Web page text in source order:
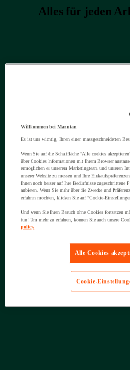
Alles für jeden
Willkommen bei Manutan
Es ist uns wichtig, Ihnen einen massgeschneiderten
Wenn Sie auf die Schaltfläche "Alle cookies
über Cookies Informationen mit Ihrem Browser
ermöglichen es unserem Marketingteam und unseren
unserer Website zu messen und Ihre
Ihnen noch besser auf Ihre Bedürfnisse zugeschnittene
anbieten. Wenn Sie mehr über die Zwecke und
erfahren möchten, klicken Sie auf "Cookie-
Und wenn Sie Ihren Besuch ohne Cookies fortsetzen
tun! Um mehr zu erfahren, können Sie auch unsere
policy.
Alle Cookies
Cookie-